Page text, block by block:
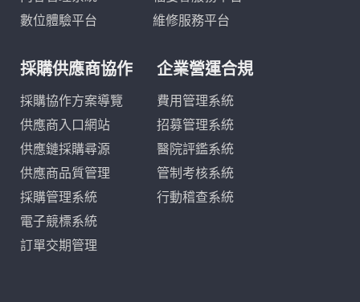
數位體驗平台
維修服務平台
採購供應商協作
採購協作方案導覽
供應商入口網站
供應鏈採購尋源
供應商品質管理
採購管理系統
電子競標系統
訂單交期管理
企業營運合規
費用管理系統
招募管理系統
醫院評鑑系統
管制考核系統
行動稽查系統